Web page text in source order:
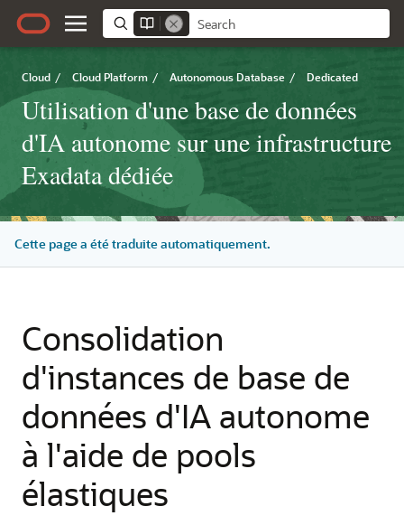
Cloud / Cloud Platform / Autonomous Database / Dedicated
Utilisation d'une base de données
d'IA autonome sur une infrastructure
Exadata dédiée
Cette page a été traduite automatiquement.
Consolidation
d'instances de base de
données d'IA autonome
à l'aide de pools
élastiques